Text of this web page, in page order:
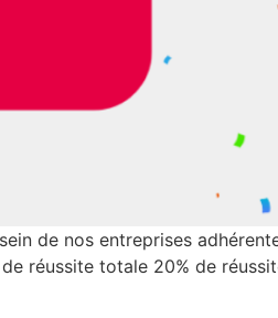
de nos entreprises
réussite totale 20% de